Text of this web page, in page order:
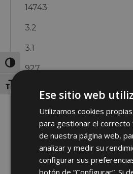
Toggle High Contrast
Toggle Font size
14743
3.2
3.1
927
SAT VARELA
SAT VARELA (LU)
14720
Ese sitio web
Utilizamos cookies
para gestionar el correcto
de nuestra página web,
analizar y medir su
configurar sus
botón de “Configurar”. Si